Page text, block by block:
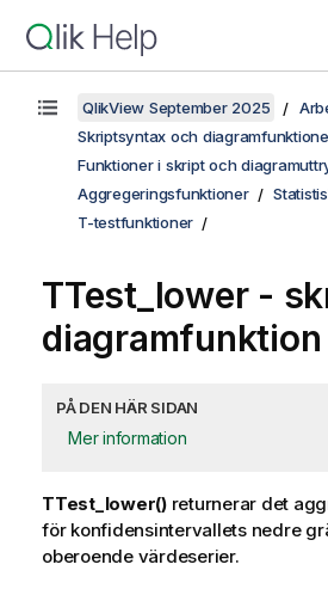
QlikView September 2025
Skriptsyntax och
Funktioner i skript och
Aggregeringsfunktioner
T-testfunktioner
TTest_lower-
diagramfunktion
PÅ DEN HÄR SIDAN
Mer information
TTest_lower()returnerar det
för konfidensintervallets nedre
oberoende värdeserier.